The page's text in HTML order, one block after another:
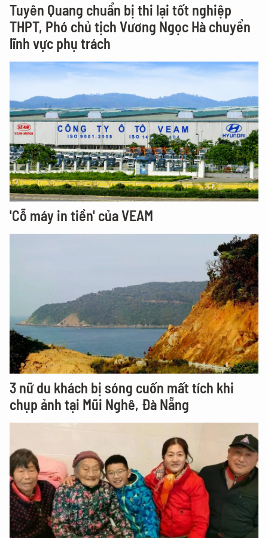
Tuyên Quang chuẩn bị thi lại tốt nghiệp
THPT, Phó chủ tịch Vương Ngọc Hà chuyển
lĩnh vực phụ trách
'Cỗ máy in tiền' của VEAM
3 nữ du khách bị sóng cuốn mất tích khi
chụp ảnh tại Mũi Nghê, Đà Nẵng